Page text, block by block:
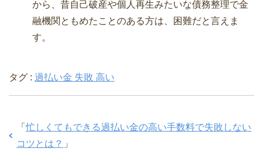
から、昔自己破産や個人再生みたいな債務整理で金
融機関ともめたことのある方は、困難だと言えま
す。
タグ : 過払い金 失敗 高い
「忙しくてもできる過払い金の高い手数料で失敗しない
コツとは？ 」